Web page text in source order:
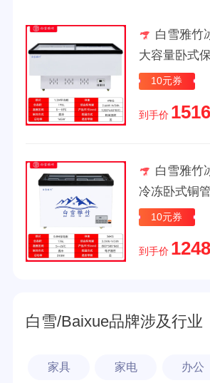
白雪雅竹
大容量卧式
示柜两用岛
10元券
到手价
白雪雅竹
冷冻卧式铜
柜雪糕柜超
10元券
到手价
白雪/Baixue品牌涉及行业
家具 家电 办公